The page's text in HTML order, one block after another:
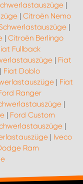
|
| Citroën Nemo
|
| Citroën Berlingo
Fullback
| Fiat
| Fiat Doblo
| Fiat
Ranger
|
| Ford Custom
|
| Iveco
Ram